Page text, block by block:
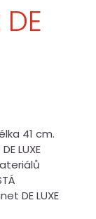
41 cm.
LUXE
DE LUXE